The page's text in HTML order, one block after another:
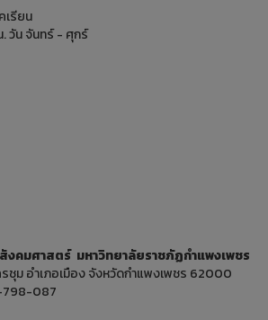
เรียน
. วัน จันทร์ - ศุกร์
คมศาสตร์ มหาวิทยาลัยราชภัฏกำแพงเพชร
ชุม อำเภอเมือง จังหวัดกำแพงเพชร 62000
798-087